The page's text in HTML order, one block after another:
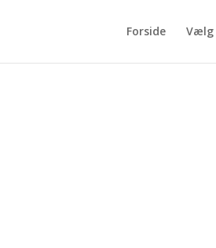
Forside Vælg